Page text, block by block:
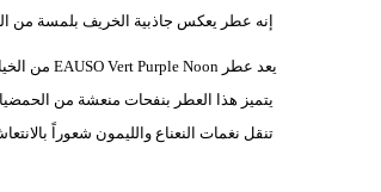
إنه عطر يعكس جاذبية الخريف بلمسة من
يعد عطر EAUSO Vert Purple Noon من الخيارات المثيرة لمحبي الروائح الطبيعية والفاكهية.
يتميز هذا العطر بنفحات منعشة من
تنقل نغمات النعناع والليمون شعوراً